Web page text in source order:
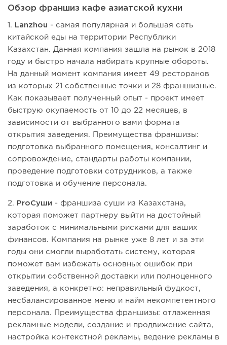
Обзор франшиз кафе азиатской кухни
1. Lanzhou - самая популярная и большая сеть
китайской еды на территории Республики
Казахстан. Данная компания зашла на рынок в 2018
году и быстро начала набирать крупные обороты.
На данный момент компания имеет 49 ресторанов
из которых 21 собственные точки и 28 франшизные.
Как показывает полученный опыт - проект имеет
быструю окупаемость от 10 до 22 месяцев, в
зависимости от выбранного вами формата
открытия заведения. Преимущества франшизы:
подготовка выбранного помещения, консалтинг и
сопровождение, стандарты работы компании,
проведение подготовки сотрудников, а также
подготовка и обучение персонала.
2. ProСуши - франшиза суши из Казахстана,
которая поможет партнеру выйти на достойный
заработок с минимальными рисками для ваших
финансов. Компания на рынке уже 8 лет и за эти
годы они смогли выработать систему, которая
поможет вам избежать основных ошибок при
открытии собственной доставки или полноценного
заведения, а конкретно: неправильный фудкост,
несбалансированное меню и найм некомпетентного
персонала. Преимущества франшизы: отлаженная
рекламные модели, создание и продвижение сайта,
настройка контекстной рекламы, ведение рекламы в